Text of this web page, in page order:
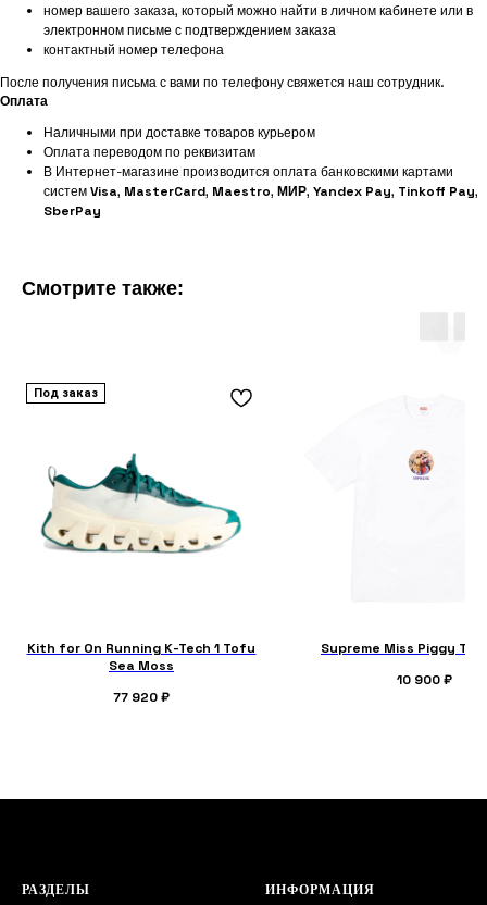
номер вашего заказа, который можно найти в личном кабинете или в
электронном письме с подтверждением заказа
контактный номер телефона
После получения письма с вами по телефону свяжется наш сотрудник.
Оплата
Наличными при доставке товаров курьером
Оплата переводом по реквизитам
В Интернет-магазине производится оплата банковскими картами
системVisa, MasterCard, Maestro, МИР, Yandex Pay, Tinkoff Pay,
SberPay
Смотрите также:
Под заказ
Kith for On Running K-Tech 1 Tofu
Sea Moss
77 920₽
Supreme Miss Piggy
10 900 ₽
РАЗДЕЛЫ ИНФОРМАЦИЯ